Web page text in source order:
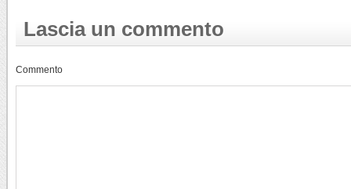
Lascia un commento
Commento